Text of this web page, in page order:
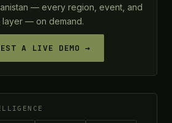
— every region, event, and
layer — on demand.
A LIVE DEMO →